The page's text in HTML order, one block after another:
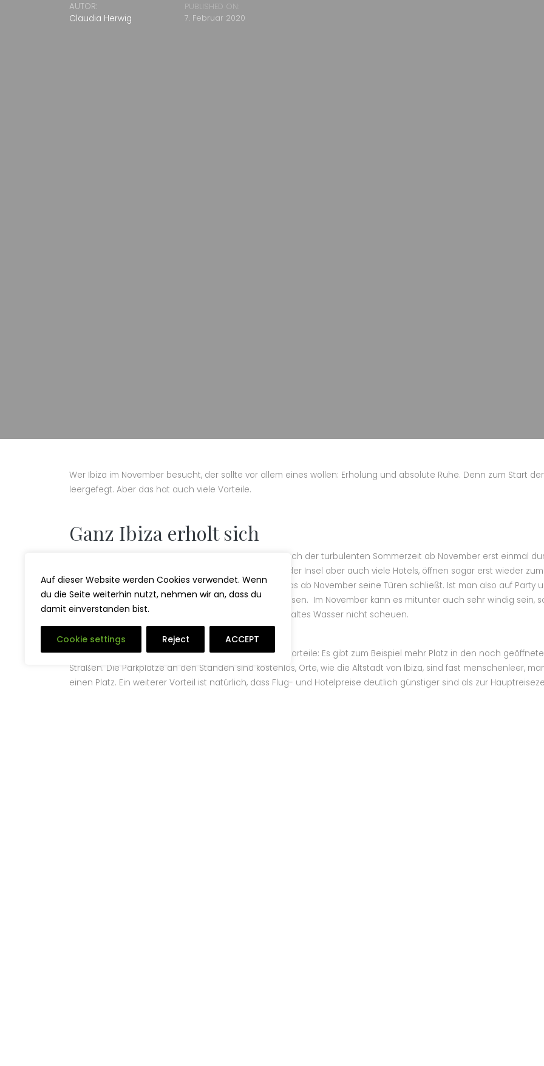
Auf dieser Website werden Cookies verwendet. Wenn
du die Seite weiterhin nutzt, nehmen wir an, dass du
damit einverstanden bist.
Cookie settings Reject ACCEPT
AUTOR:
Claudia Herwig
PUBLISHED ON:
7. Februar 2020
Wer Ibiza im November besucht, der sollte vor allem eines wollen: Erholung und absolute Ruhe. Denn zum Start
leergefegt. Aber das hat auch viele Vorteile.
Ganz Ibiza erholt sich
Viele Restaurant-, Laden- und Clubbesitzer atmen nach der turbulenten Sommerzeit ab November erst einmal
Auszeit. Manche, wie zum Beispiel die größten Clubs der Insel aber auch viele Hotels, öffnen sogar erst wieder
auch das berühmte “Café del Mar” in Sant Antonio, das ab November seine Türen schließt. Ist man also auf Party
Sommermonaten, also zur Hauptsaison, nach Ibiza reisen. Im November kann es mitunter auch sehr windig sein,
schlägt. Bade dann nur noch für Mutige und die, die kaltes Wasser nicht scheuen.
Dass Ibiza ab November quasi ausgestorben ist, hat Vorteile: Es gibt zum Beispiel mehr Platz in den noch
Straßen. Die Parkplätze an den Ständen sind kostenlos, Orte, wie die Altstadt von Ibiza, sind fast menschenleer,
einen Platz. Ein weiterer Vorteil ist natürlich, dass Flug- und Hotelpreise deutlich günstiger sind als zur